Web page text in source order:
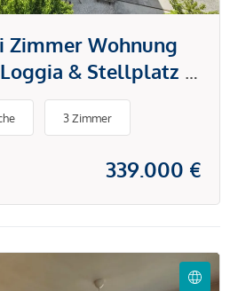
Zimmer Wohnung
& Stellplatz in
3 Zimmer
339.000 €